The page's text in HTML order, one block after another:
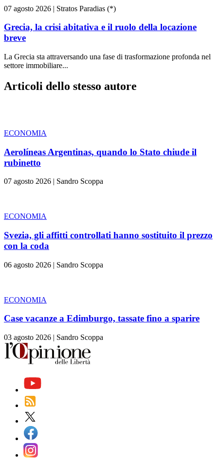
07 agosto 2026 | Stratos Paradias (*)
Grecia, la crisi abitativa e il ruolo della locazione
breve
La Grecia sta attraversando una fase di trasformazione profonda nel
settore immobiliare...
Articoli dello stesso autore
ECONOMIA
Aerolíneas Argentinas, quando lo Stato chiude il
rubinetto
07 agosto 2026 | Sandro Scoppa
ECONOMIA
Svezia, gli affitti controllati hanno sostituito il prezzo
con la coda
06 agosto 2026 | Sandro Scoppa
ECONOMIA
Case vacanze a Edimburgo, tassate fino a sparire
03 agosto 2026 | Sandro Scoppa